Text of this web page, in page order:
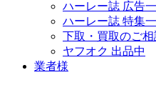
ハーレー誌 広告
ハーレー誌 特集
下取・買取のご相
ヤフオク 出品中
業者様